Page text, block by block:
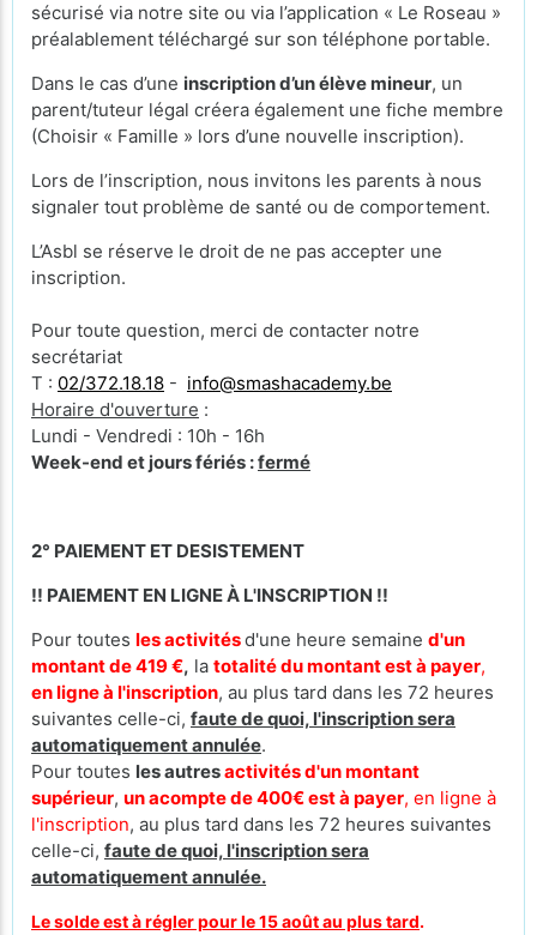
sécurisé via notre site ou via l’application « Le Roseau »
préalablement téléchargé sur son téléphone portable.
Dans le cas d’une inscription d’un élève mineur, un
parent/tuteur légal créera également une fiche membre
(Choisir « Famille » lors d’une nouvelle inscription).
Lors de l’inscription, nous invitons les parents à nous
signaler tout problème de santé ou de comportement.
L’Asbl se réserve le droit de ne pas accepter une
inscription.
Pour toute question, merci de contacter notre
secrétariat
T : 02/372.18.18 - info@smashacademy.be
Horaire d'ouverture :
Lundi - Vendredi : 10h - 16h
Week-end et jours fériés :fermé
2° PAIEMENT ET DESISTEMENT
!! PAIEMENT EN LIGNE À L'INSCRIPTION !!
Pour toutes les activitésd'une heure semaine d'un
montant de 419 €, la totalité du montant est à payer,
en ligne à l'inscription, au plus tard dans les 72 heures
suivantes celle-ci, faute de quoi, l'inscription sera
automatiquement annulée.
Pour toutes les autresactivités d'un montant
supérieur, un acompte de 400€ est à payer, en ligne à
l'inscription, au plus tard dans les 72 heures suivantes
celle-ci, faute de quoi, l'inscription sera
automatiquement annulée.
Le solde est à régler pour le 15 août au plus tard.